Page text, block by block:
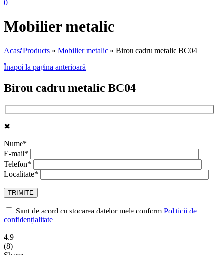
0
Mobilier metalic
AcasăProducts » Mobilier metalic » Birou cadru metalic BC04
Înapoi la pagina anterioară
Birou cadru metalic BC04
✖
Nume*
E-mail*
Telefon*
Localitate*
Sunt de acord cu stocarea datelor mele conform Politicii de
confidențialitate
4.9
(8)